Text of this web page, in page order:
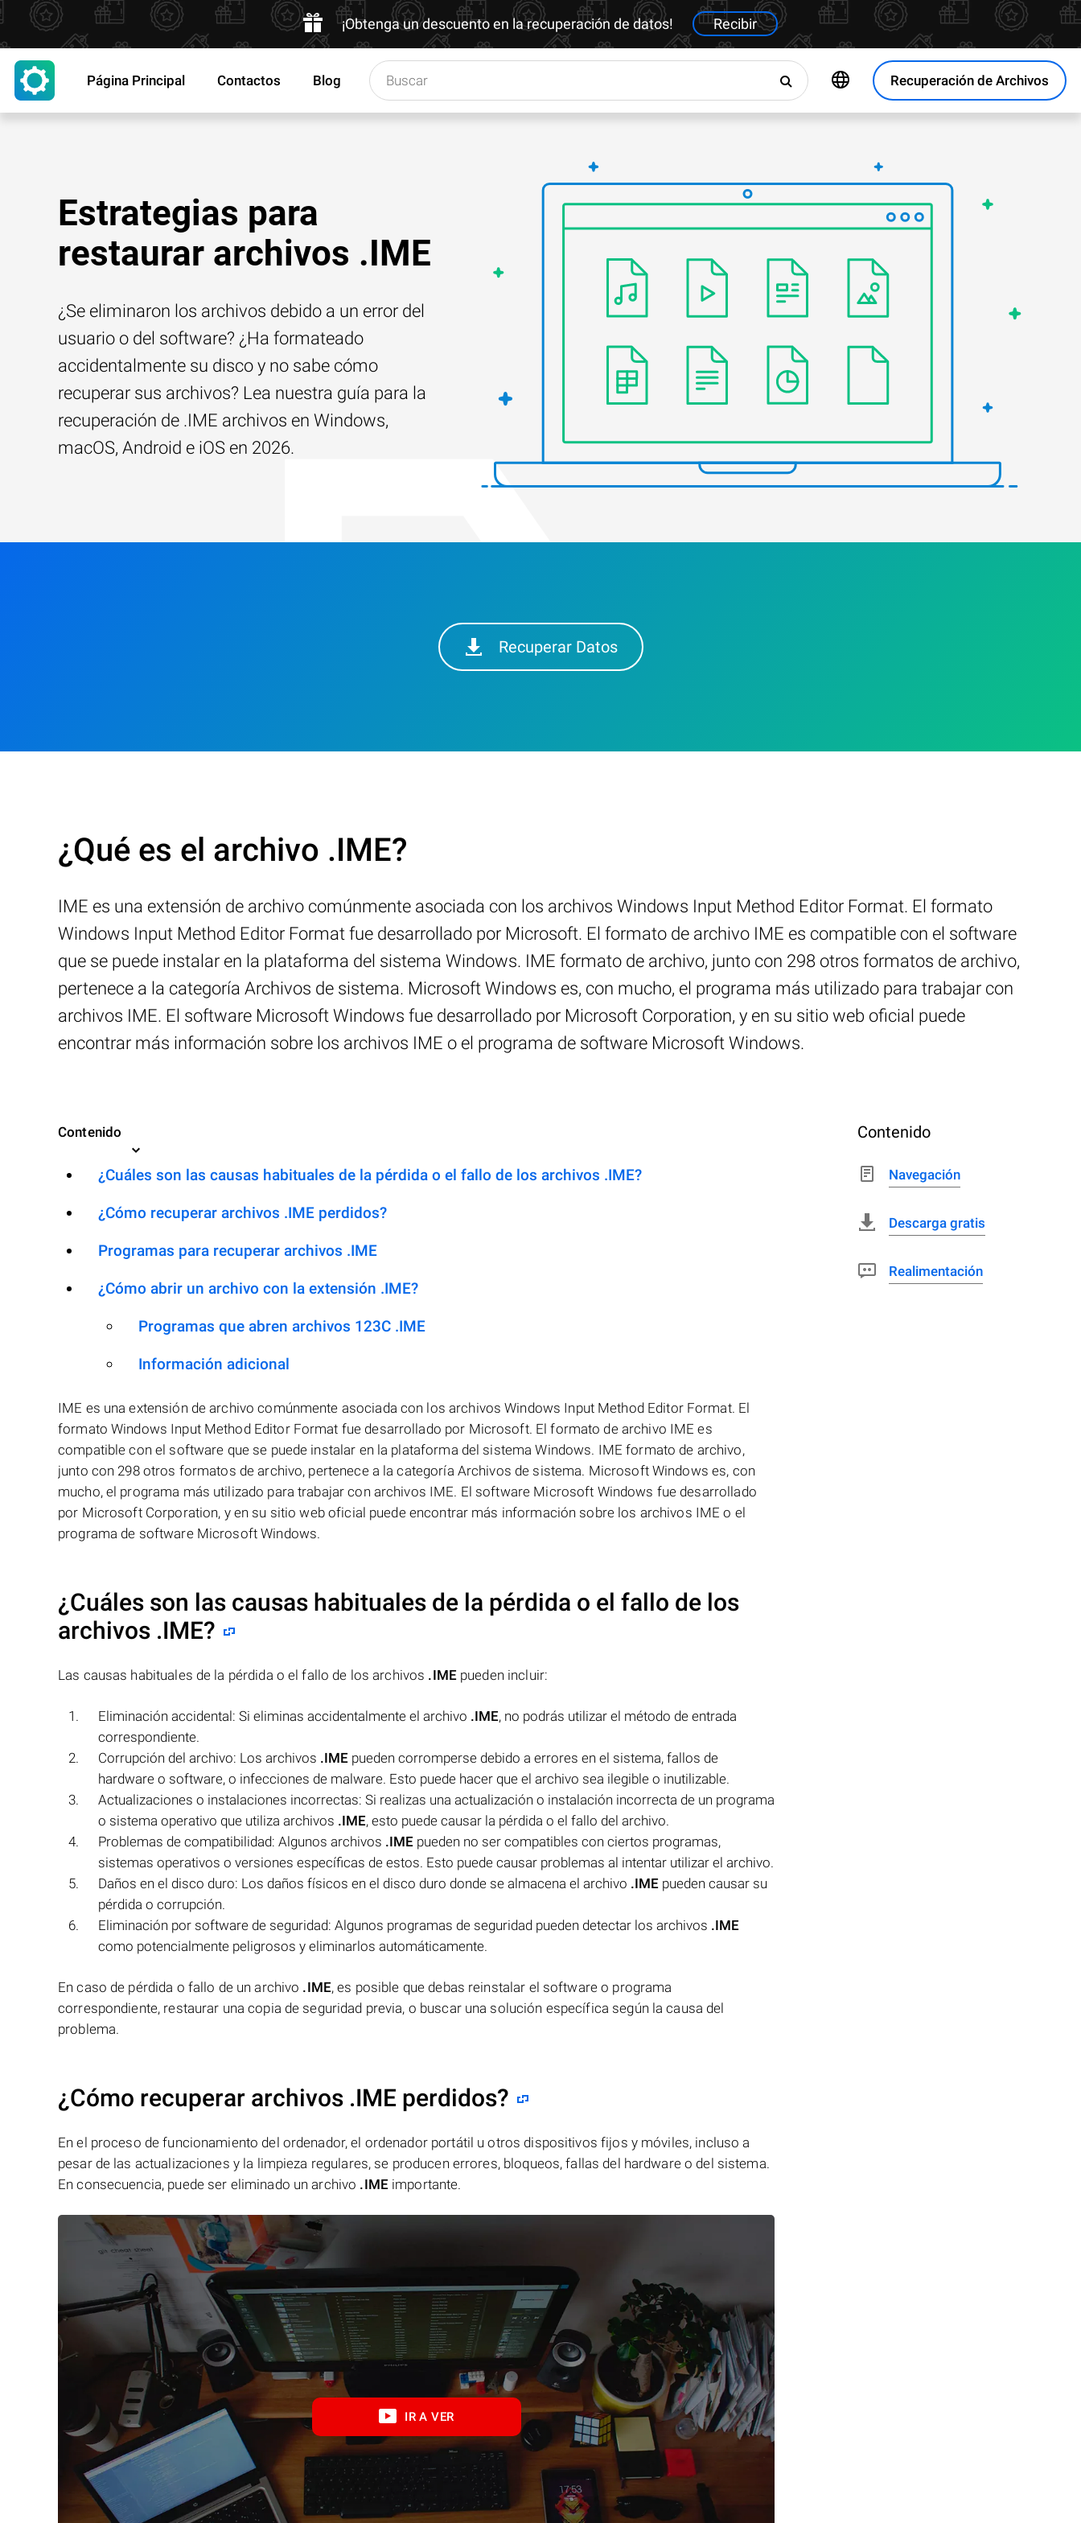
¡Obtenga un descuento en la recuperación de datos! Recibir
Recuperación de Archivos
Página Principal Contactos Blog
Estrategias para
restaurar archivos .IME
¿Se eliminaron los archivos debido a un error del
usuario o del software? ¿Ha formateado
accidentalmente su disco y no sabe cómo
recuperar sus archivos? Lea nuestra guía para la
recuperación de .IME archivos en Windows,
macOS, Android e iOS en 2026.
Recuperar Datos
¿Qué es el archivo .IME?
IME es una extensión de archivo comúnmente asociada con los archivos Windows Input Method Editor Format. El formato
Windows Input Method Editor Format fue desarrollado por Microsoft. El formato de archivo IME es compatible con el software
que se puede instalar en la plataforma del sistema Windows. IME formato de archivo, junto con 298 otros formatos de archivo,
pertenece a la categoría Archivos de sistema. Microsoft Windows es, con mucho, el programa más utilizado para trabajar con
archivos IME. El software Microsoft Windows fue desarrollado por Microsoft Corporation, y en su sitio web oficial puede
encontrar más información sobre los archivos IME o el programa de software Microsoft Windows.
Contenido
¿Cuáles son las causas habituales de la pérdida o el fallo de los archivos .IME?
¿Cómo recuperar archivos .IME perdidos?
Programas para recuperar archivos .IME
¿Cómo abrir un archivo con la extensión .IME?
Programas que abren archivos 123C .IME
Información adicional
IME es una extensión de archivo comúnmente asociada con los archivos Windows Input Method Editor Format. El
formato Windows Input Method Editor Format fue desarrollado por Microsoft. El formato de archivo IME es
compatible con el software que se puede instalar en la plataforma del sistema Windows. IME formato de archivo,
junto con 298 otros formatos de archivo, pertenece a la categoría Archivos de sistema. Microsoft Windows es, con
mucho, el programa más utilizado para trabajar con archivos IME. El software Microsoft Windows fue desarrollado
por Microsoft Corporation, y en su sitio web oficial puede encontrar más información sobre los archivos IME o el
programa de software Microsoft Windows.
¿Cuáles son las causas habituales de la pérdida o el fallo de los
archivos .IME?
Las causas habituales de la pérdida o el fallo de los archivos .IMEpueden incluir:
Eliminación accidental: Si eliminas accidentalmente el archivo .IME, no podrás utilizar el método de entrada
correspondiente.
Corrupción del archivo: Los archivos .IME pueden corromperse debido a errores en el sistema, fallos de
hardware o software, o infecciones de malware. Esto puede hacer que el archivo sea ilegible o inutilizable.
Actualizaciones o instalaciones incorrectas: Si realizas una actualización o instalación incorrecta de un programa
o sistema operativo que utiliza archivos .IME, esto puede causar la pérdida o el fallo del archivo.
Problemas de compatibilidad: Algunos archivos .IME pueden no ser compatibles con ciertos programas,
sistemas operativos o versiones específicas de estos. Esto puede causar problemas al intentar utilizar el archivo.
Daños en el disco duro: Los daños físicos en el disco duro donde se almacena el archivo .IME pueden causar su
pérdida o corrupción.
Eliminación por software de seguridad: Algunos programas de seguridad pueden detectar los archivos .IME
como potencialmente peligrosos y eliminarlos automáticamente.
En caso de pérdida o fallo de un archivo .IME, es posible que debas reinstalar el software o programa
correspondiente, restaurar una copia de seguridad previa, o buscar una solución específica según la causa del
problema.
¿Cómo recuperar archivos .IME perdidos?
En el proceso de funcionamiento del ordenador, el ordenador portátil u otros dispositivos fijos y móviles, incluso a
pesar de las actualizaciones y la limpieza regulares, se producen errores, bloqueos, fallas del hardware o del sistema.
En consecuencia, puede ser eliminado un archivo .IMEimportante.
IR A VER
Contenido
Navegación
Descarga gratis
Realimentación